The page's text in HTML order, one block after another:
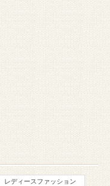
レディースファッション